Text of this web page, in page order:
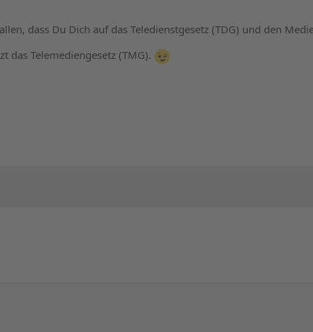
dass Du Dich auf das Teledienstgesetz (TDG) und den
das Telemediengesetz (TMG).